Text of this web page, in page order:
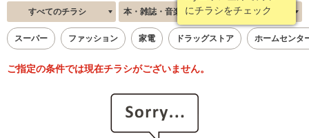
にチラシをチェック
すべてのチラシ 本・雑誌・音楽・DVD・映画・ゲーム 新着順
スーパー ファッション 家電 ドラッグストア ホームセンタ
ご指定の条件では現在チラシがございません。